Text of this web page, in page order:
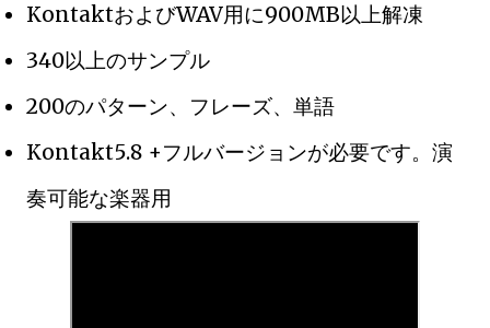
KontaktおよびWAV用に900MB以上解凍
340以上のサンプル
200のパターン、フレーズ、単語
Kontakt5.8 +フルバージョンが必要です。演
奏可能な楽器用